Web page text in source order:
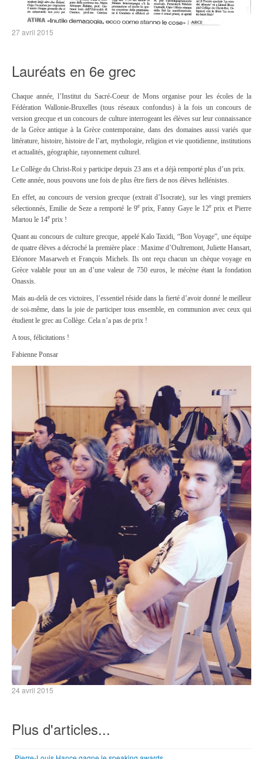
27 avril 2015
Lauréats en 6e grec
Chaque année, l’Institut du Sacré-Coeur de Mons organise pour les écoles de la
Fédération Wallonie-Bruxelles (tous réseaux confondus) à la fois un concours de
version grecque et un concours de culture interrogeant les élèves sur leur connaissance
de la Grèce antique à la Grèce contemporaine, dans des domaines aussi variés que
littérature, histoire, histoire de l’art, mythologie, religion et vie quotidienne, institutions
et actualités, géographie, rayonnement culturel.
Le Collège du Christ-Roi y participe depuis 23 ans et a déjà remporté plus d’un prix.
Cette année, nous pouvons une fois de plus être fiers de nos élèves hellénistes.
En effet, au concours de version grecque (extrait d’Isocrate), sur les vingt premiers
sélectionnés, Emilie de Seze a remporté le 9eprix, Fanny Gaye le 12e prix et Pierre
Martou le 14e prix !
Quant au concours de culture grecque, appelé Kalo Taxidi, “Bon Voyage”, une équipe
de quatre élèves a décroché la première place : Maxime d’Oultremont, Juliette Hansart,
Eléonore Masarweh et François Michels. Ils ont reçu chacun un chèque voyage en
Grèce valable pour un an d’une valeur de 750 euros, le mécène étant la fondation
Onassis.
Mais au-delà de ces victoires, l’essentiel réside dans la fierté d’avoir donné le meilleur
de soi-même, dans la joie de participer tous ensemble, en communion avec ceux qui
étudient le grec au Collège. Cela n’a pas de prix !
A tous, félicitations !
Fabienne Ponsar
24 avril 2015
Plus d'articles...